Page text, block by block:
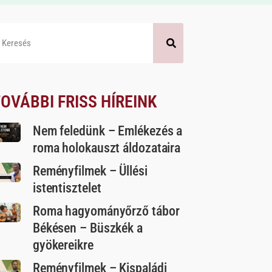
FRISS HÍREINK
Nem feledünk – Emlékezés a
roma holokauszt áldozataira
Reményfilmek – Üllési
istentisztelet
Roma hagyományőrző tábor
Békésen – Büszkék a
gyökereikre
Reményfilmek – Kispaládi